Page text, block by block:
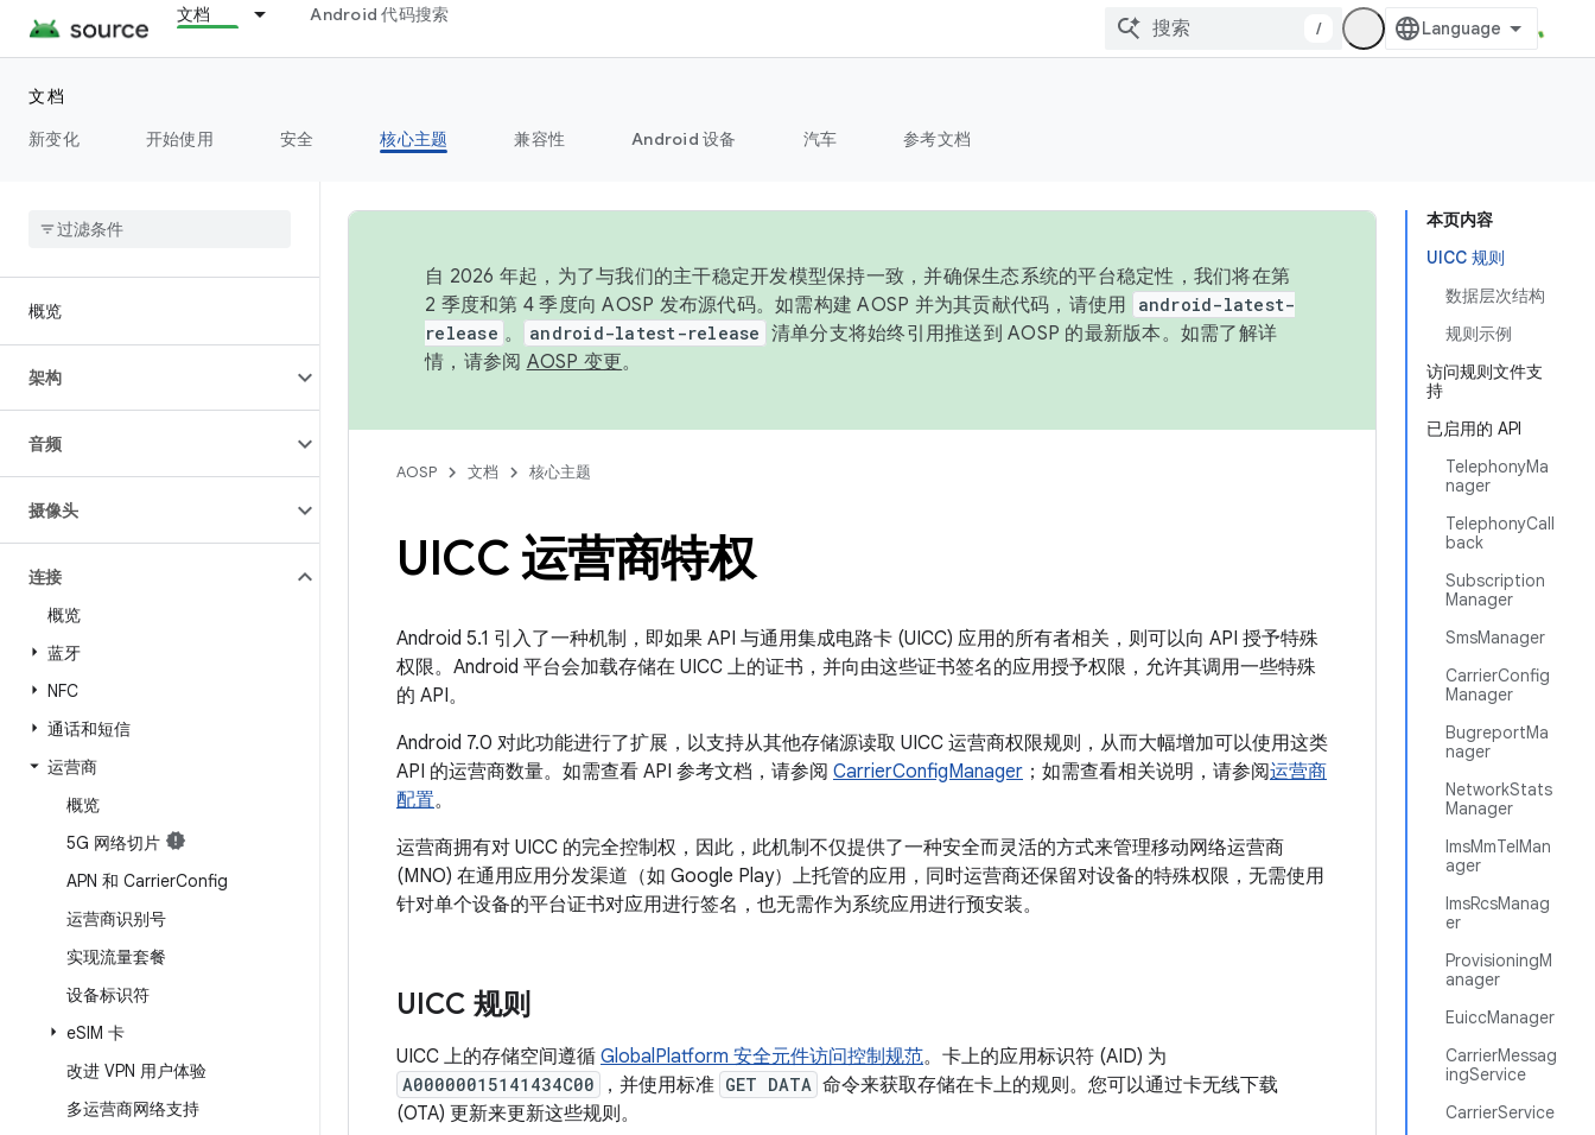
文档 Android 代码搜索
/
文档
新变化
开始使用 安全 核心主题 兼容性 Android 设备 汽车 参考文档
概览
架构
音频
摄像头
连接
概览
蓝牙
NFC
通话和短信
运营商
概览
5G 网络切片
APN 和 CarrierConfig
运营商识别号
实现流量套餐
设备标识符
eSIM 卡
改进 VPN 用户体验
多运营商网络支持
本页内容
UICC 规则
数据层次结构
规则示例
访问规则文件支
持
已启用的 API
TelephonyMa
nager
TelephonyCall
back
Subscription
Manager
SmsManager
CarrierConfig
Manager
BugreportMa
nager
NetworkStats
Manager
ImsMmTelMan
ager
ImsRcsManag
er
ProvisioningM
anager
EuiccManager
CarrierMessag
ingService
CarrierService
自 2026 年起，为了与我们的主干稳定开发模型保持一致，并确保生态系统的平台稳定性，我们将在第
2 季度和第 4 季度向 AOSP 发布源代码。如需构建 AOSP 并为其贡献代码，请使用
android-latest-
release 。 android-latest-release 清单分支将始终引用推送到 AOSP 的最新版本。如需了解详
情，请参阅 AOSP 变更。
AOSP 文档 核心主题
UICC 运营商特权
Android 5.1 引入了一种机制，即如果 API 与通用集成电路卡 (UICC) 应用的所有者相关，则可以向 API 授予特殊
权限。Android 平台会加载存储在 UICC 上的证书，并向由这些证书签名的应用授予权限，允许其调用一些特殊
的 API。
Android 7.0 对此功能进行了扩展，以支持从其他存储源读取 UICC 运营商权限规则，从而大幅增加可以使用这类
API 的运营商数量。如需查看 API 参考文档，请参阅 CarrierConfigManager ；如需查看相关说明，请参阅运营商
配置。
运营商拥有对 UICC 的完全控制权，因此，此机制不仅提供了一种安全而灵活的方式来管理移动网络运营商
(MNO) 在通用应用分发渠道（如 Google Play）上托管的应用，同时运营商还保留对设备的特殊权限，无需使用
针对单个设备的平台证书对应用进行签名，也无需作为系统应用进行预安装。
UICC 规则
UICC 上的存储空间遵循 GlobalPlatform 安全元件访问控制规范。卡上的应用标识符 (AID) 为
A00000015141434C00 ，并使用标准 GET DATA 命令来获取存储在卡上的规则。您可以通过卡无线下载
(OTA) 更新来更新这些规则。